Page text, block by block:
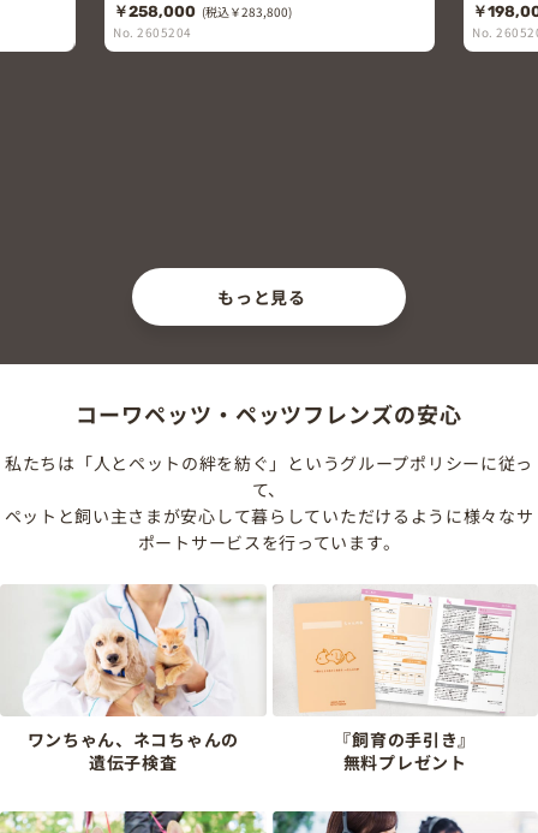
￥258,000 (税込￥283,800)
No. 2605204
￥
No.
もっと見る
コーワペッツ・ペッツフレンズの安心
私たちは「人とペットの絆を紡ぐ」というグループポリシーに従っ
て、
ペットと飼い主さまが安心して暮らしていただけるように様々なサ
ポートサービスを行っています。
ワンちゃん、ネコちゃんの
遺伝子検査
『飼育の手引き』
無料プレゼント